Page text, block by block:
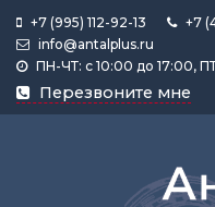
+7 (995) 112-92-13
+7
info@antalplus.ru
ПН-ЧТ: с 10:00 до 17:00,
Перезвоните мне
Каталог
продукции